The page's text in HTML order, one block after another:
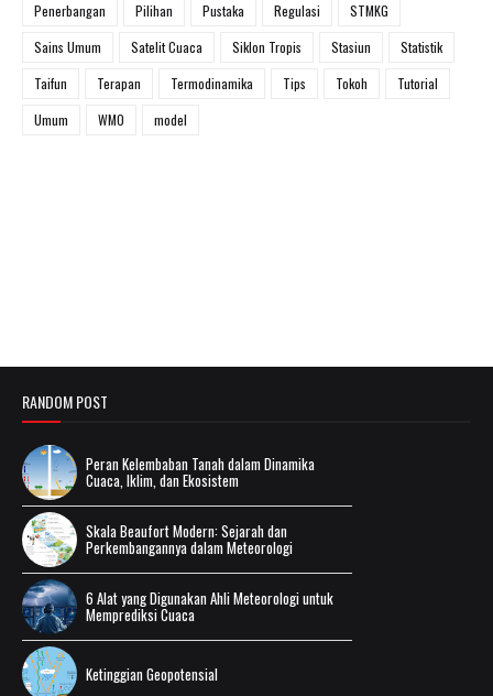
Penerbangan
Pilihan Pustaka Regulasi
STMKG
Sains Umum
Satelit Cuaca Siklon Tropis Stasiun
Statistik
Taifun
Terapan Termodinamika Tips Tokoh
Tutorial
Umum
WMO model
RANDOM POST
Peran Kelembaban Tanah dalam Dinamika
Cuaca, Iklim, dan Ekosistem
Skala Beaufort Modern: Sejarah dan
Perkembangannya dalam Meteorologi
6 Alat yang Digunakan Ahli Meteorologi untuk
Memprediksi Cuaca
Ketinggian Geopotensial